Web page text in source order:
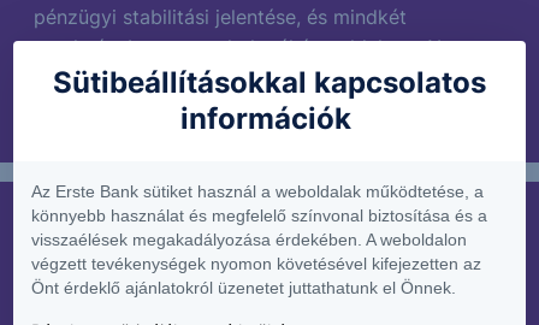
pénzügyi stabilitási jelentése, és mindkét
tanulmányban szenteltek néhány oldalt az AI...
2025. december 4.
Menekülés a Fed elől
PIACI HÍREK
Sütibeállításokkal kapcsolatos
információk
Az Erste Bank sütiket használ a weboldalak működtetése, a
könnyebb használat és megfelelő színvonal biztosítása és a
visszaélések megakadályozása érdekében. A weboldalon
végzett tevékenységek nyomon követésével kifejezetten az
Önt érdeklő ajánlatokról üzenetet juttathatunk el Önnek.